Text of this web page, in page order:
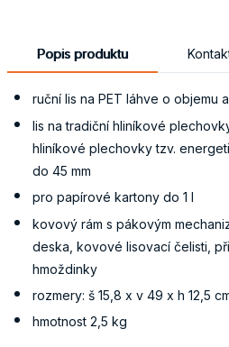
Popis produktu
ruční lis na PET láhve o objemu
lis na tradiční hliníkové
hliníkové plechovky tzv.
do 45 mm
pro papírové kartony do 1 l
kovový rám s pákovým
deska, kovové lisovací čelisti,
hmoždinky
rozmery: š 15,8 x v 49 x h 12,5
hmotnost 2,5 kg